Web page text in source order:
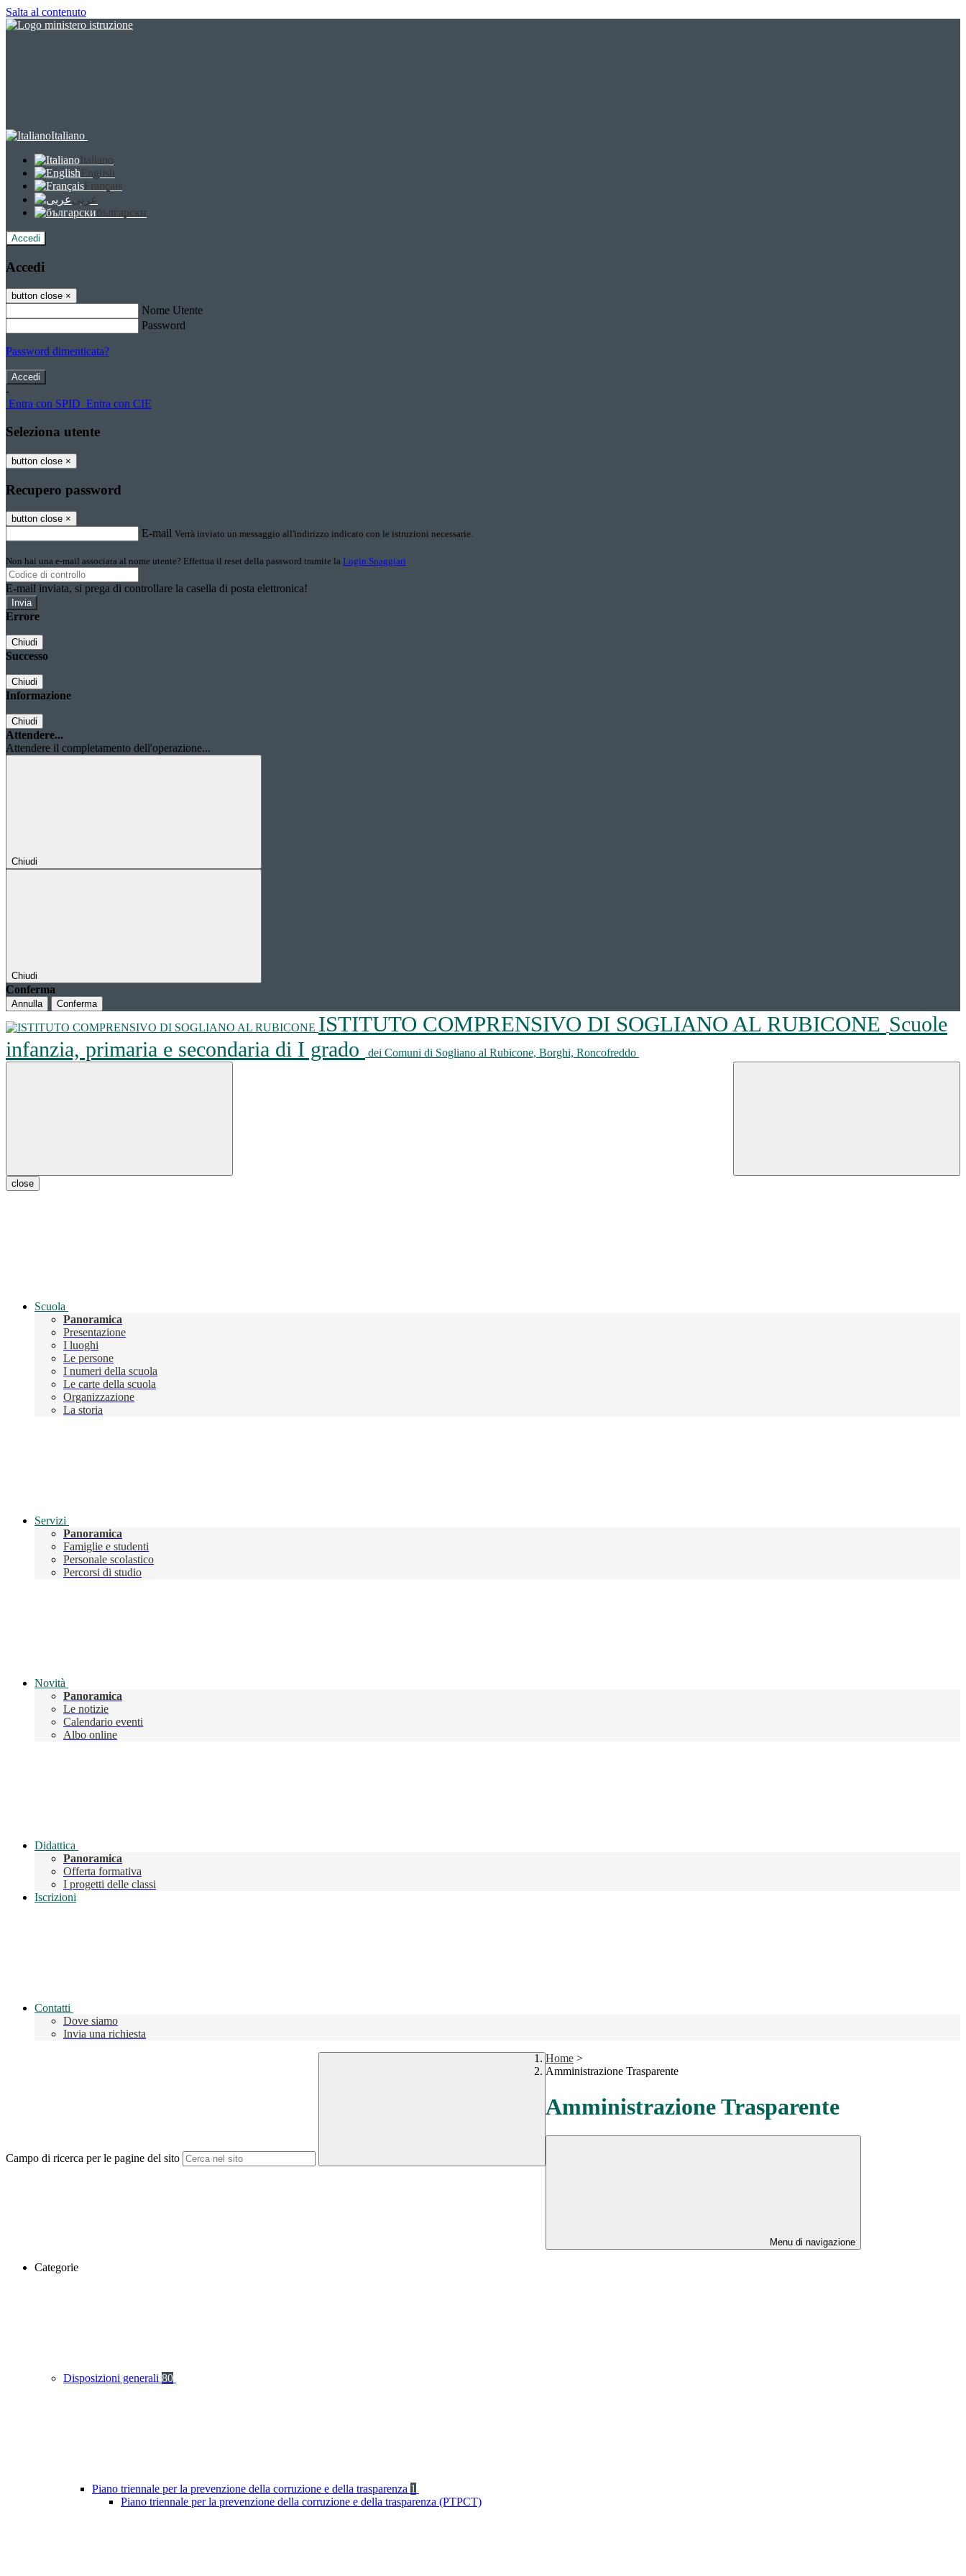
Salta al contenuto
Italiano
Italiano
English
Français
عربى
български
Accedi
Accedi
button close ×
Nome Utente
Password
Password dimenticata?
-
Entra con SPID Entra con CIE
Seleziona utente
button close ×
Recupero password
button close ×
E-mail Verrà inviato un messaggio all'indirizzo indicato con le istruzioni necessarie.
Non hai una e-mail associata al nome utente? Effettua il reset della password tramite la Login Spaggiari
E-mail inviata, si prega di controllare la casella di posta elettronica!
Errore
Chiudi
Successo
Chiudi
Informazione
Chiudi
Attendere...
Attendere il completamento dell'operazione...
Chiudi
Chiudi
Conferma
Annulla Conferma
ISTITUTO COMPRENSIVO DI SOGLIANO AL RUBICONE Scuole
infanzia, primaria e secondaria di I grado
dei Comuni di Sogliano al Rubicone, Borghi, Roncofreddo
close
Scuola
Panoramica
Presentazione
I luoghi
Le persone
I numeri della scuola
Le carte della scuola
Organizzazione
La storia
Servizi
Panoramica
Famiglie e studenti
Personale scolastico
Percorsi di studio
Novità
Panoramica
Le notizie
Calendario eventi
Albo online
Didattica
Panoramica
Offerta formativa
I progetti delle classi
Iscrizioni
Contatti
Dove siamo
Invia una richiesta
Campo di ricerca per le pagine del sito
Home >
Amministrazione Trasparente
Amministrazione Trasparente
Menu di navigazione
Categorie
Disposizioni generali 80
Piano triennale per la prevenzione della corruzione e della trasparenza 1
Piano triennale per la prevenzione della corruzione e della trasparenza (PTPCT)